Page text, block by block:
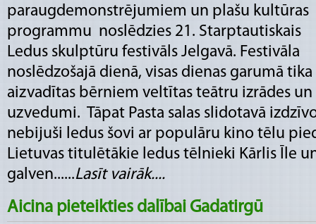
paraugdemonstrējumiem un plašu kultūras
programmu noslēdzies 21. Starptautiskais
Ledus skulptūru festivāls Jelgavā. Festivāla
noslēdzošajā dienā, visas dienas garumā tika
aizvadītas bērniem veltītas teātru izrādes un
uzvedumi. Tāpat Pasta salas slidotavā
nebijuši ledus šovi ar populāru kino tēlu
Lietuvas titulētākie ledus tēlnieki Kārlis Īle
galven......Lasīt vairāk....
Aicina pieteikties dalībai Gadatirgū